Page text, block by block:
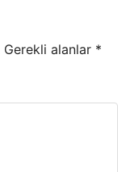
Gerekli alanlar *